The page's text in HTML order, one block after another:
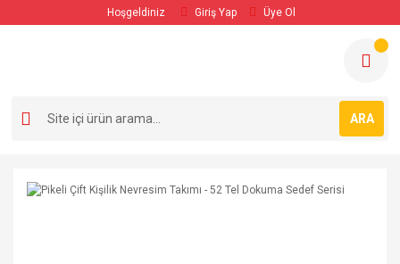
Hoşgeldiniz Giriş Yap Üye Ol
ARA